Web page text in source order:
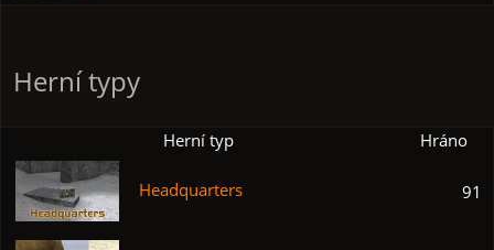
Herní typy
Herní typ Hráno
Headquarters 91